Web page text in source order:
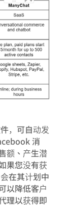
，可自动发
消
额、产生潜
果您没有获
在其计划中
以降低客户
理以获得即